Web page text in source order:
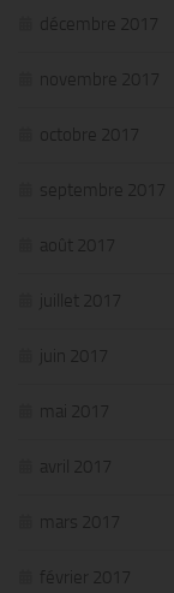
décembre 2017
novembre 2017
octobre 2017
septembre 2017
août 2017
juillet 2017
juin 2017
mai 2017
avril 2017
mars 2017
février 2017